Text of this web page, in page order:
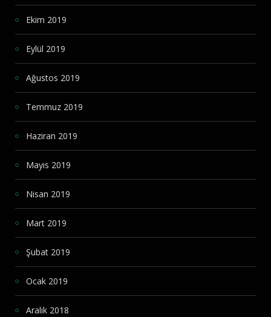
Ekim 2019
Eylül 2019
Ağustos 2019
Temmuz 2019
Haziran 2019
Mayıs 2019
Nisan 2019
Mart 2019
Şubat 2019
Ocak 2019
Aralık 2018